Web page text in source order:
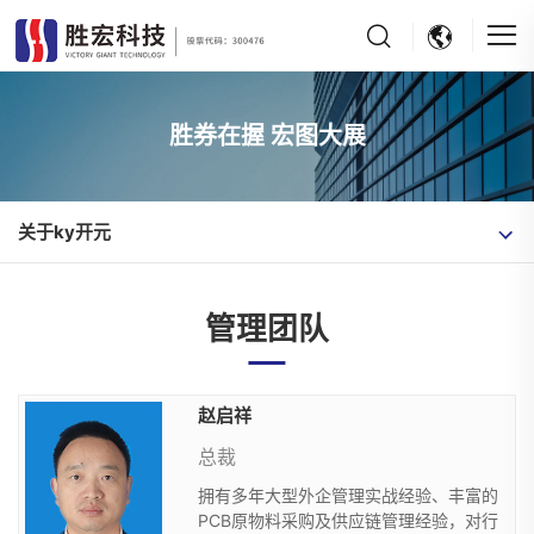
胜券在握 宏图大展
关于ky开元
管理团队
赵启祥
总裁
拥有多年大型外企管理实战经验、丰富的
PCB原物料采购及供应链管理经验，对行